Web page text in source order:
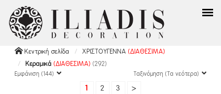
Κεντρική σελίδα ΧΡΙΣΤΟΥΓΕΝΝΑ (ΔΙΑΘΕΣΙΜΑ)
Κεραμικά (ΔΙΑΘΕΣΙΜΑ) (292)
Εμφάνιση (144) Ταξινόμηση (Τα νεότερα)
1 2 3 >